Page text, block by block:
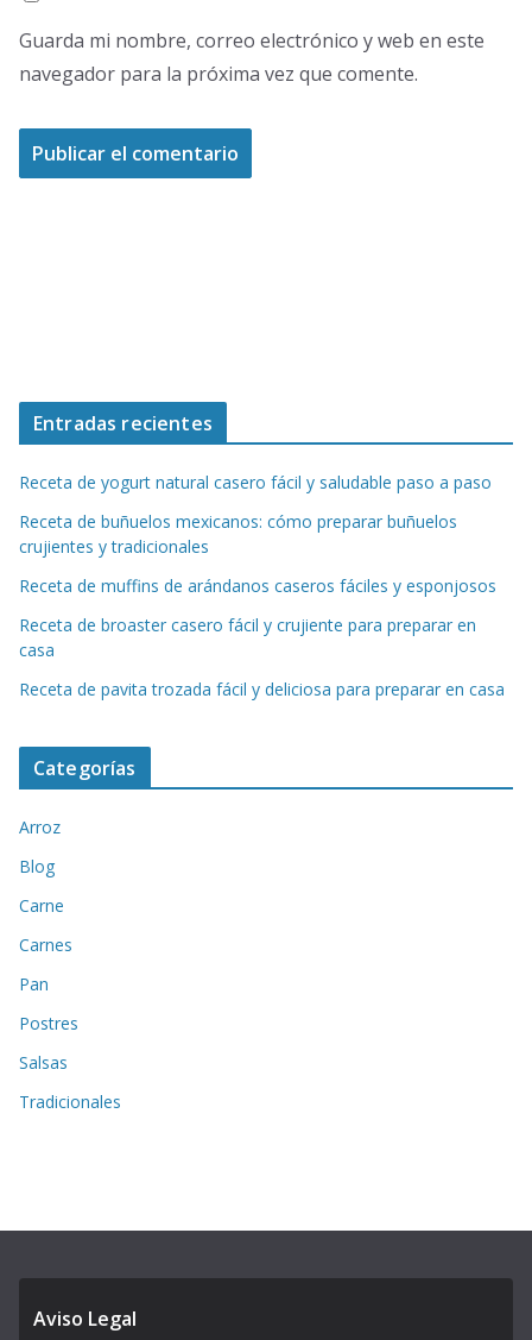
Guarda mi nombre, correo electrónico y web en este
navegador para la próxima vez que comente.
Entradas recientes
Receta de yogurt natural casero fácil y saludable paso a paso
Receta de buñuelos mexicanos: cómo preparar buñuelos
crujientes y tradicionales
Receta de muffins de arándanos caseros fáciles y esponjosos
Receta de broaster casero fácil y crujiente para preparar en
casa
Receta de pavita trozada fácil y deliciosa para preparar en casa
Categorías
Arroz
Blog
Carne
Carnes
Pan
Postres
Salsas
Tradicionales
Aviso Legal